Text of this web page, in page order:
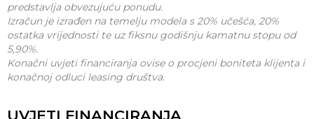
predstavlja obvezujuću ponudu.
Izračun je izrađen na temelju modela s 20% učešća, 20%
ostatka vrijednosti te uz fiksnu godišnju kamatnu stopu od
5,90%.
Konačni uvjeti financiranja ovise o procjeni boniteta klijenta i
konačnoj odluci leasing društva.
UVJETI FINANCIRANJA